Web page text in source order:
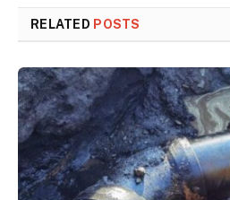
RELATED POSTS